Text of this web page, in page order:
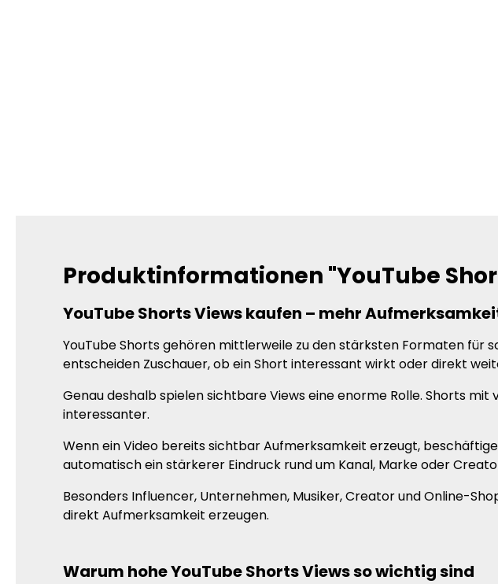
Produktinformationen "YouTube
YouTube Shorts Views kaufen – mehr
YouTube Shorts gehören mittlerweile zu den stärksten Formaten für
entscheiden Zuschauer, ob ein Short interessant wirkt oder direkt
Genau deshalb spielen sichtbare Views eine enorme Rolle. Shorts
interessanter.
Wenn ein Video bereits sichtbar Aufmerksamkeit erzeugt,
automatisch ein stärkerer Eindruck rund um Kanal, Marke oder
Besonders Influencer, Unternehmen, Musiker, Creator und Online-
direkt Aufmerksamkeit erzeugen.
Warum hohe YouTube Shorts Views so wichtig sind